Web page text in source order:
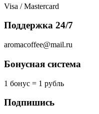
Visa / Mastercard
Поддержка 24/7
aromacoffee@mail.ru
Бонусная система
1 бонус = 1 рубль
Подпишись